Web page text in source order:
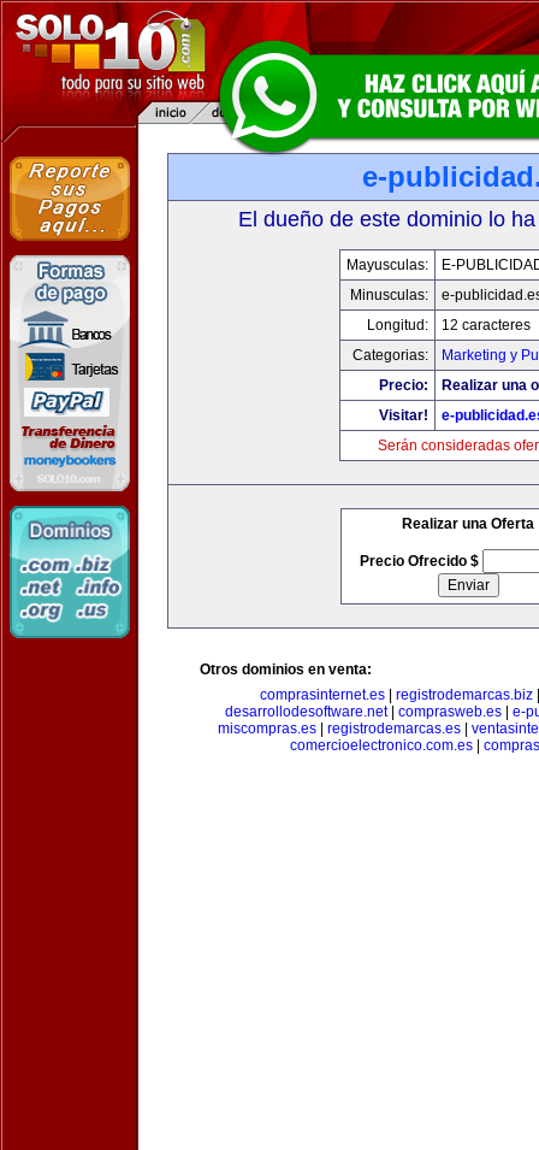
e-
El dueño de este dominio lo
Mayusculas:
E-
Minusculas:
e-
Longitud:
12 caracteres
Categorias:
Marketing y
Precio:
Realizar una
Visitar!
e-
Serán consideradas
Realizar una Oferta
Precio Ofrecido $
Otros dominios en venta:
comprasinternet.es
registrodemarcas.biz
desarrollodesoftware.net| comprasweb.es| e-
miscompras.es
registrodemarcas.es
comercioelectronico.com.es|